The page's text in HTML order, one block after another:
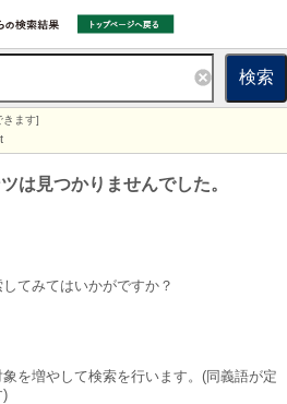
検索
きます]
は見つかりませんでした。
てみてはいかがですか？
を増やして検索を行います。(同義語が定
)